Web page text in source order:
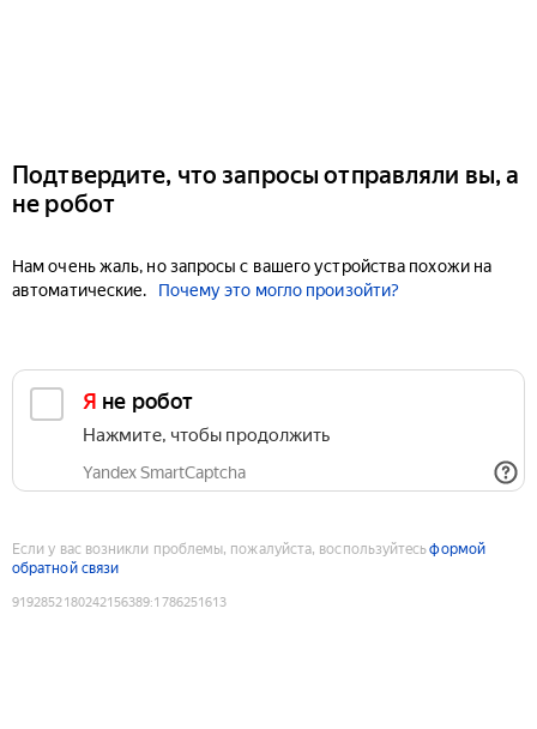
Подтвердите, что запросы отправляли вы, а
не робот
Нам очень жаль, но запросы с вашего устройства похожи на
автоматические.
Почему это могло произойти?
Я не робот
Нажмите, чтобы продолжить
Yandex SmartCaptcha
Если у вас возникли проблемы, пожалуйста, воспользуйтесьформой
обратной связи
9192852180242156389:1786251613